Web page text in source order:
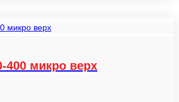
400 микро верх